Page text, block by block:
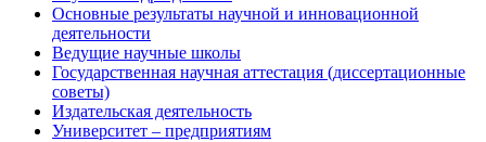
Основные результаты научной и инновационной
деятельности
Ведущие научные школы
Государственная научная аттестация (диссертационные
советы)
Издательская деятельность
Университет – предприятиям